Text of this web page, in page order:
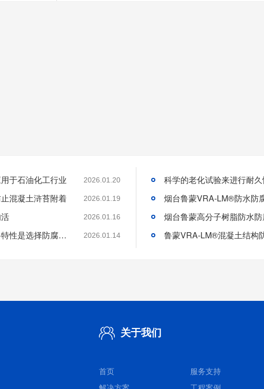
于石油化工行业 2026.01.20
混凝土浒苔附着 2026.01.19
2026.01.16
分析好腐蚀介质腐蚀机理和待涂刷材料特性是选择防腐涂料的基础 2026.01.14
关于我们
首页
服务支持